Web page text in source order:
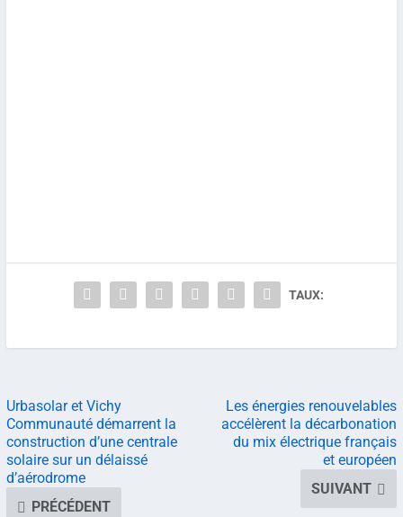
TAUX:
Urbasolar et Vichy
Communauté démarrent la
construction d’une centrale
solaire sur un délaissé
d’aérodrome
PRÉCÉDENT
Les énergies renouvelables
accélèrent la décarbonation
du mix électrique français
et européen
SUIVANT